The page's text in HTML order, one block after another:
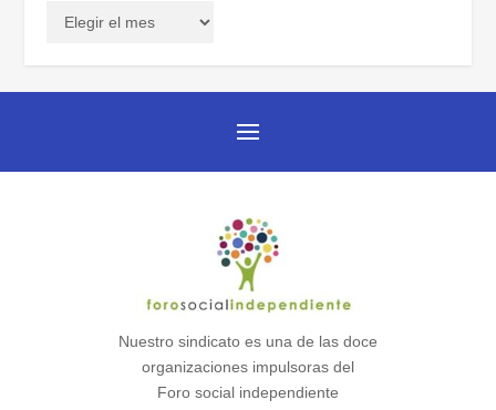
Nuestro sindicato es una de las doce
organizaciones impulsoras del
Foro social independiente